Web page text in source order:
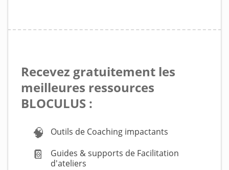
Recevez gratuitement les
meilleures ressources
BLOCULUS :
🧠
Outils de Coaching impactants
📔
Guides & supports de Facilitation
d'ateliers